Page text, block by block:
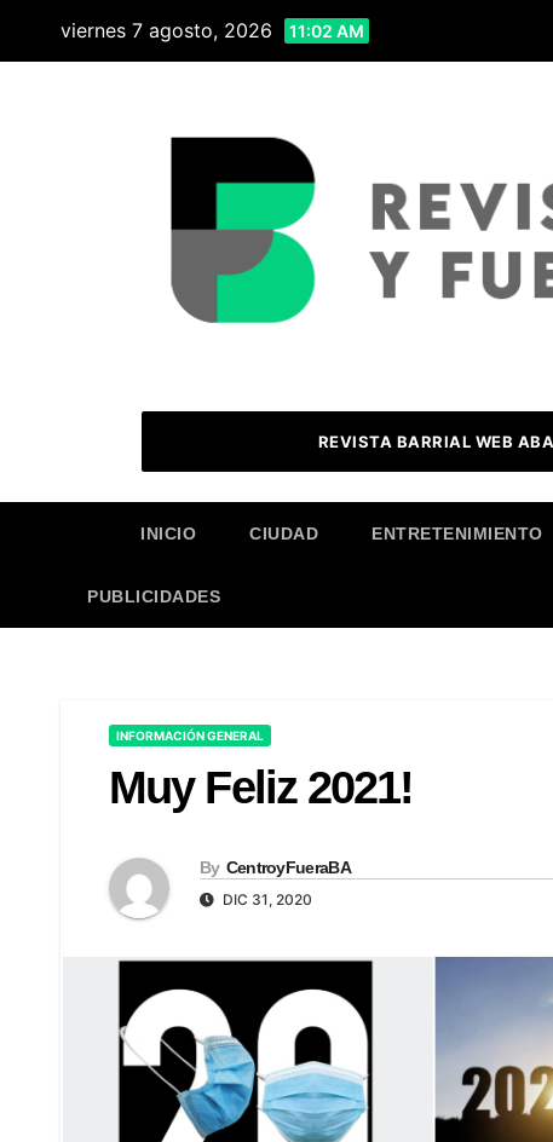
viernes 7 agosto, 2026 11:02 AM
REVISTA BARRIAL WEB
INICIO CIUDAD ENTRETENIMIENTO
PUBLICIDADES
INFORMACIÓN GENERAL
Muy Feliz 2021!
By CentroyFueraBA
DIC 31, 2020